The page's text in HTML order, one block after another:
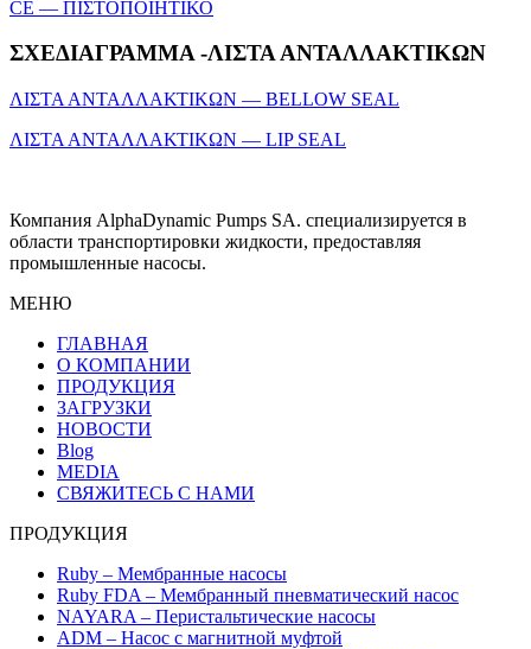
CE — ΠΙΣΤΟΠΟΙΗΤΙΚΟ
ΣΧΕΔΙΑΓΡΑΜΜΑ -ΛΙΣΤΑ ΑΝΤΑΛΛΑΚΤΙΚΩΝ
ΛΙΣΤΑ ΑΝΤΑΛΛΑΚΤΙΚΩΝ — ΒΕLLOW SEAL
ΛΙΣΤΑ ΑΝΤΑΛΛΑΚΤΙΚΩΝ — LIP SEAL
Компания AlphaDynamic Pumps SA. специализируется в
области транспортировки жидкости, предоставляя
промышленные насосы.
МЕНЮ
ГЛАВНАЯ
О КОМПАНИИ
ПРОДУКЦИЯ
ЗАГРУЗКИ
НОВОСТИ
Blog
MEDIA
СВЯЖИТЕСЬ С НАМИ
ПРОДУКЦИЯ
Ruby – Мембранные насосы
Ruby FDA – Мембранный пневматический насос
NAYARA – Перистальтические насосы
ADM – Насос с магнитной муфтой